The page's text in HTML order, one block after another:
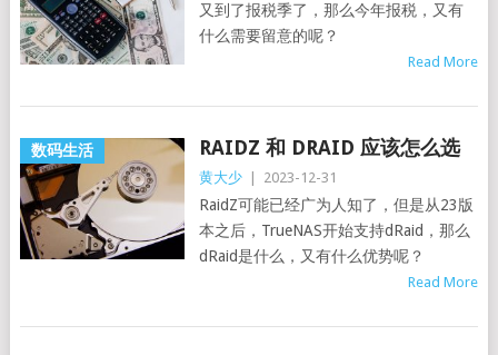
又到了报税季了，那么今年报税，又有
什么需要留意的呢？
Read More
数码生活 RAIDZ 和 DRAID 应该怎么选
黄大少 2023-12-31
RaidZ可能已经广为人知了，但是从23版
本之后，TrueNAS开始支持dRaid，那么
dRaid是什么，又有什么优势呢？
Read More